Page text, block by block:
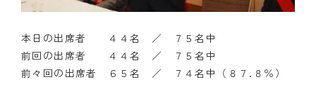
本日の出席者 ４４名 ／ ７５名中
前回の出席者 ４４名 ／ ７５名中
前々回の出席者 ６５名 ／ ７４名中（８７.８％）